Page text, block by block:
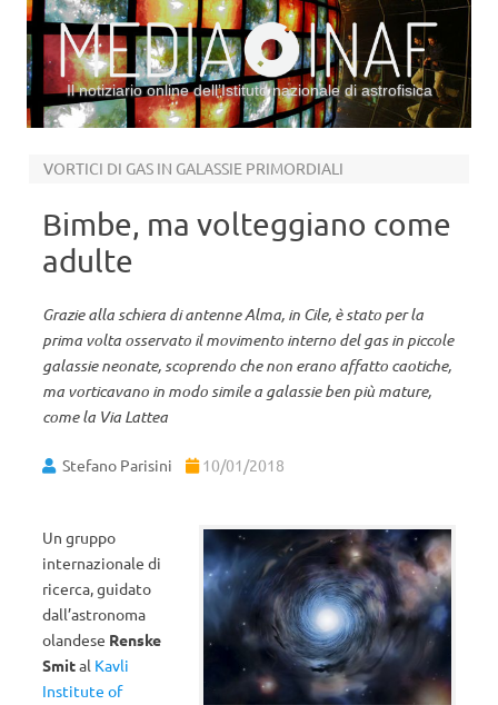
Il notiziario online dell’Istituto nazionale di astrofisica
VORTICI DI GAS IN GALASSIE PRIMORDIALI
Bimbe, ma volteggiano come
adulte
Grazie alla schiera di antenne Alma, in Cile, è stato per la
prima volta osservato il movimento interno del gas in piccole
galassie neonate, scoprendo che non erano affatto caotiche,
ma vorticavano in modo simile a galassie ben più mature,
come la Via Lattea
Stefano Parisini 10/01/2018
Un gruppo
internazionale di
ricerca, guidato
dall’astronoma
olandese Renske
Smital Kavli
Institute of